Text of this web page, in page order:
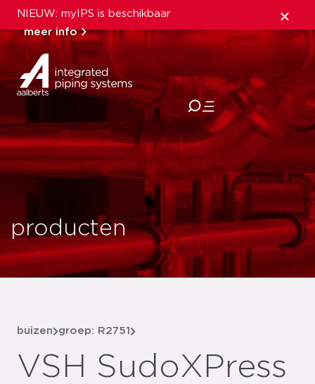
NIEUW: myIPS is beschikbaar
meer info
sluiten
producten
buizen groep: R2751
VSH SudoXPress